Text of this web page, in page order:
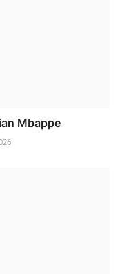
Mbappe